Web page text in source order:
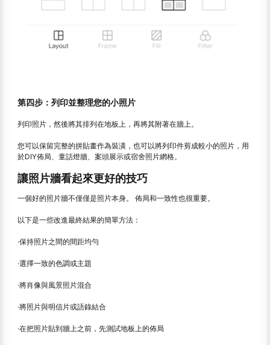
第四步：列印並整理您的小照片
列印照片，然後將其排列在地板上，再將其附著在牆上。
您可以保留完整的拼貼畫作為裝潢，也可以將列印件剪成較小的照片，用
於DIY佈局、童話燈牆、案頭展示或宿舍照片網格。
讓照片牆看起來更好的技巧
一個好的照片牆不僅僅是照片本身。 佈局和一致性也很重要。
以下是一些改進最終結果的簡單方法：
·保持照片之間的間距均勻
·選擇一致的色調或主題
·將肖像與風景照片混合
·將照片與明信片或語錄結合
·在把照片貼到牆上之前，先測試地板上的佈局